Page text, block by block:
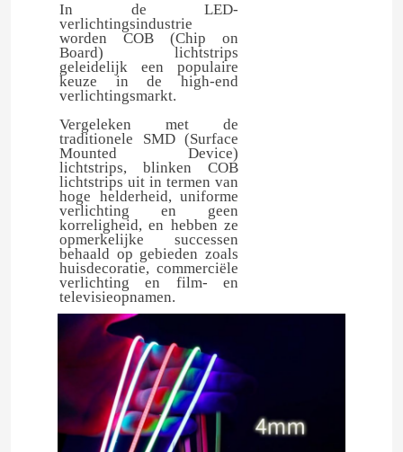
In de LED-
verlichtingsindustrie
worden COB (Chip on
Board) lichtstrips
geleidelijk een populaire
keuze in de high-end
verlichtingsmarkt.
Vergeleken met de
traditionele SMD (Surface
Mounted Device)
lichtstrips, blinken COB
lichtstrips uit in termen van
hoge helderheid, uniforme
verlichting en geen
korreligheid, en hebben ze
opmerkelijke successen
behaald op gebieden zoals
huisdecoratie, commerciële
verlichting en film- en
televisieopnamen.